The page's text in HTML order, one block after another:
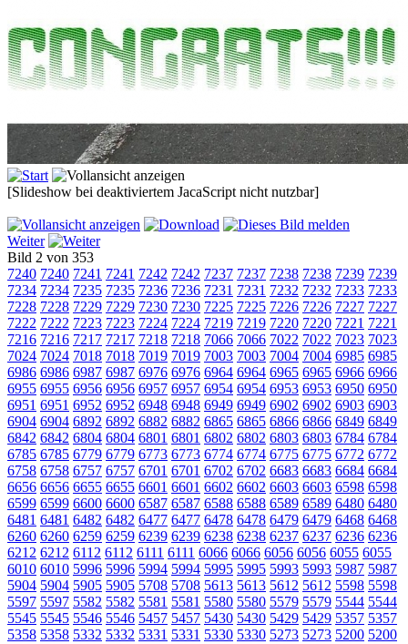
[Slideshow bei deaktiviertem JacaScript nicht nutzbar]
Weiter
Bild 2 von 353
7240 7240 7241 7241 7242 7242 7237 7237 7238 7238 7239 7239
7234 7234 7235 7235 7236 7236 7231 7231 7232 7232 7233 7233
7228 7228 7229 7229 7230 7230 7225 7225 7226 7226 7227 7227
7222 7222 7223 7223 7224 7224 7219 7219 7220 7220 7221 7221
7216 7216 7217 7217 7218 7218 7066 7066 7022 7022 7023 7023
7024 7024 7018 7018 7019 7019 7003 7003 7004 7004 6985 6985
6986 6986 6987 6987 6976 6976 6964 6964 6965 6965 6966 6966
6955 6955 6956 6956 6957 6957 6954 6954 6953 6953 6950 6950
6951 6951 6952 6952 6948 6948 6949 6949 6902 6902 6903 6903
6904 6904 6892 6892 6882 6882 6865 6865 6866 6866 6849 6849
6842 6842 6804 6804 6801 6801 6802 6802 6803 6803 6784 6784
6785 6785 6779 6779 6773 6773 6774 6774 6775 6775 6772 6772
6758 6758 6757 6757 6701 6701 6702 6702 6683 6683 6684 6684
6656 6656 6655 6655 6601 6601 6602 6602 6603 6603 6598 6598
6599 6599 6600 6600 6587 6587 6588 6588 6589 6589 6480 6480
6481 6481 6482 6482 6477 6477 6478 6478 6479 6479 6468 6468
6260 6260 6259 6259 6239 6239 6238 6238 6237 6237 6236 6236
6212 6212 6112 6112 6111 6111 6066 6066 6056 6056 6055 6055
6010 6010 5996 5996 5994 5994 5995 5995 5993 5993 5987 5987
5904 5904 5905 5905 5708 5708 5613 5613 5612 5612 5598 5598
5597 5597 5582 5582 5581 5581 5580 5580 5579 5579 5544 5544
5545 5545 5546 5546 5457 5457 5430 5430 5429 5429 5357 5357
5358 5358 5332 5332 5331 5331 5330 5330 5273 5273 5200 5200